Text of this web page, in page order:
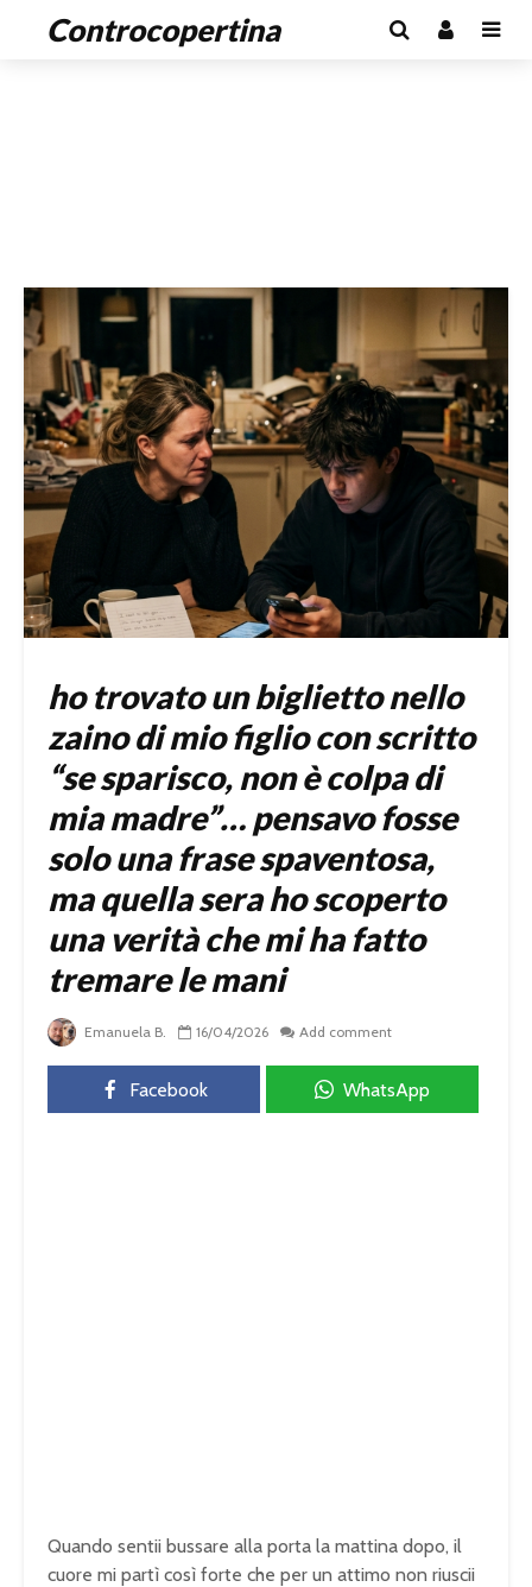
Controcopertina
ho trovato un biglietto nello
zaino di mio figlio con scritto
“se sparisco, non è colpa di
mia madre”… pensavo fosse
solo una frase spaventosa,
ma quella sera ho scoperto
una verità che mi ha fatto
tremare le mani
Emanuela B. 16/04/2026 Add comment
Facebook WhatsApp
Quando sentii bussare alla porta la mattina dopo, il
cuore mi partì così forte che per un attimo non riuscii